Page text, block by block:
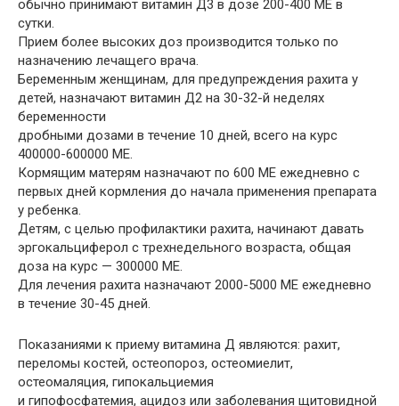
обычно принимают витамин Д3 в дозе 200-400 ME в
сутки.
Прием более высоких доз производится только по
назначению лечащего врача.
Беременным женщинам, для предупреждения рахита у
детей, назначают витамин Д2 на 30-32-й неделях
беременности
дробными дозами в течение 10 дней, всего на курс
400000-600000 ME.
Кормящим матерям назначают по 600 ME ежедневно с
первых дней кормления до начала применения препарата
у ребенка.
Детям, с целью профилактики рахита, начинают давать
эргокальциферол с трехнедельного возраста, общая
доза на курс — 300000 ME.
Для лечения рахита назначают 2000-5000 ME ежедневно
в течение 30-45 дней.
Показаниями к приему витамина Д являются: рахит,
переломы костей, остеопороз, остеомиелит,
остеомаляция, гипокальциемия
и гипофосфатемия, ацидоз или заболевания щитовидной